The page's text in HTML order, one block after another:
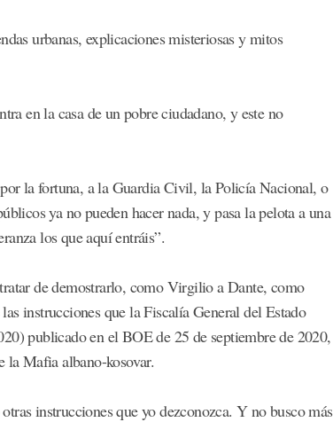
urbanas, explicaciones misteriosas y mitos
en la casa de un pobre ciudadano, y este no
la fortuna, a la Guardia Civil, la Policía Nacional, o
ya no pueden hacer nada, y pasa la pelota a una
los que aquí entráis”.
de demostrarlo, como Virgilio a Dante, como
instrucciones que la Fiscalía General del Estado
publicado en el BOE de 25 de septiembre de 2020,
la Mafia albano-kosovar.
instrucciones que yo dezconozca. Y no busco